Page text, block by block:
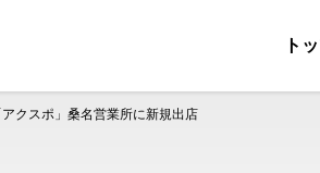
ト
クスポ」桑名営業所に新規出店